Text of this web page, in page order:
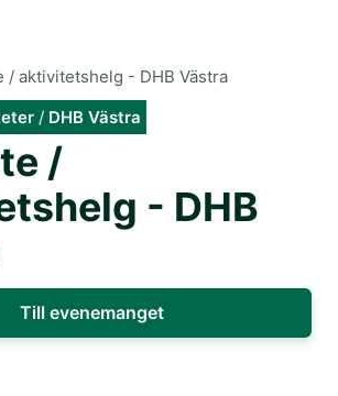
/ aktivitetshelg - DHB Västra
/ DHB Västra
/
- DHB
Till evenemanget